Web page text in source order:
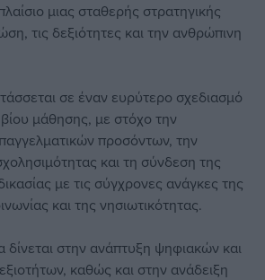
μιας σταθερής στρατηγικής
τις δεξιότητες και την ανθρώπινη
σε έναν ευρύτερο σχεδιασμό
μάθησης, με στόχο την
προσόντων, την
και τη σύνδεση της
με τις σύγχρονες ανάγκες της
και της νησιωτικότητας.
δίνεται στην ανάπτυξη ψηφιακών και
καθώς και στην ανάδειξη